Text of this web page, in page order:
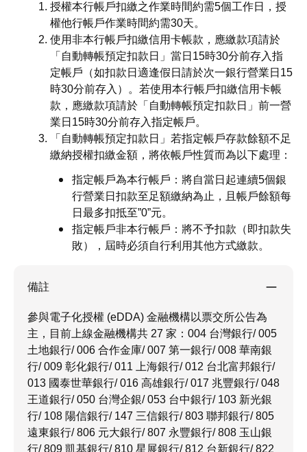
授權本行帳戶扣繳之作業時間約需5個工作日，授
權他行帳戶作業時間約需30天。
使用非本行帳戶扣繳信用卡帳款，應繳款項請於
「自動轉帳預定扣款日」當日15時30分前存入指
定帳戶（如扣款日適逢假日請於次一銀行營業日15
時30分前存入）。若使用本行帳戶扣繳信用卡帳
款，應繳款項請於「自動轉帳預定扣款日」前一營
業日15時30分前存入指定帳戶。
「自動轉帳預定扣款日」若指定帳戶存款餘額不足
繳納授權扣繳金額，將依帳戶性質而為以下處理：
指定帳戶為本行帳戶：將自當日起連續5個銀
行營業日扣款至足額繳納為止，且帳戶餘額每
日最多扣抵至”0”元。
指定帳戶非本行帳戶：將不予扣款（即扣款失
敗），屆時必須自行利用其他方式繳款。
備註
參與電子化授權 (eDDA) 金融機構以票交所公告為
主，目前上線金融機構共 27 家：004 台灣銀行/ 005
土地銀行/ 006 合作金庫/ 007 第一銀行/ 008 華南銀
行/ 009 彰化銀行/ 011 上海銀行/ 012 台北富邦銀行/
013 國泰世華銀行/ 016 高雄銀行/ 017 兆豐銀行/ 048
王道銀行/ 050 台灣企銀/ 053 台中銀行/ 103 新光銀
行/ 108 陽信銀行/ 147 三信銀行/ 803 聯邦銀行/ 805
遠東銀行/ 806 元大銀行/ 807 永豐銀行/ 808 玉山銀
行/ 809 凱基銀行/ 810 星展銀行/ 812 台新銀行/ 822